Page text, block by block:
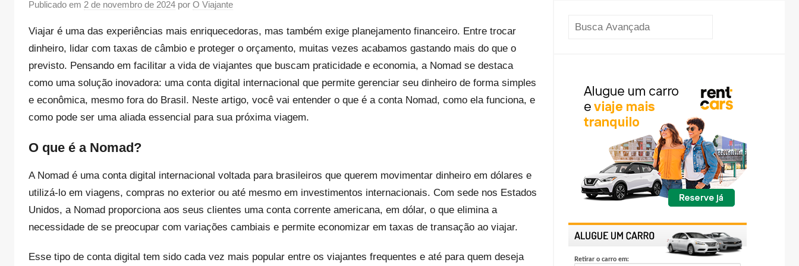
Publicado em 2 de novembro de 2024 por O Viajante
Viajar é uma das experiências mais enriquecedoras, mas também exige planejamento financeiro. Entre trocar
dinheiro, lidar com taxas de câmbio e proteger o orçamento, muitas vezes acabamos gastando mais do que o
previsto. Pensando em facilitar a vida de viajantes que buscam praticidade e economia, a Nomad se destaca
como uma solução inovadora: uma conta digital internacional que permite gerenciar seu dinheiro de forma simples
e econômica, mesmo fora do Brasil. Neste artigo, você vai entender o que é a conta Nomad, como ela funciona, e
como pode ser uma aliada essencial para sua próxima viagem.
O que é a Nomad?
A Nomad é uma conta digital internacional voltada para brasileiros que querem movimentar dinheiro em dólares e
utilizá-lo em viagens, compras no exterior ou até mesmo em investimentos internacionais. Com sede nos Estados
Unidos, a Nomad proporciona aos seus clientes uma conta corrente americana, em dólar, o que elimina a
necessidade de se preocupar com variações cambiais e permite economizar em taxas de transação ao viajar.
Esse tipo de conta digital tem sido cada vez mais popular entre os viajantes frequentes e até para quem deseja
PESQUISAR